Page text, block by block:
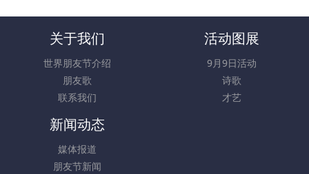
关于我们
世界朋友节介绍
朋友歌
联系我们
活动图展
9月9日活动
诗歌
才艺
新闻动态
媒体报道
朋友节新闻